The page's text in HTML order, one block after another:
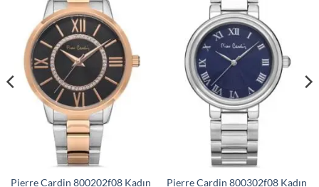
Pierre Cardin 800202f08 Kadın Pierre Cardin 800302f08 Kadın